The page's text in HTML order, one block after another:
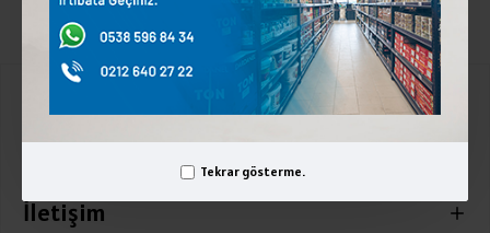
Tekrar gösterme.
Kurumsal
Üyelik İşlemleri
İletişim